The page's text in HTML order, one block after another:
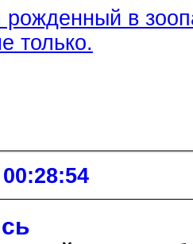
в
только.